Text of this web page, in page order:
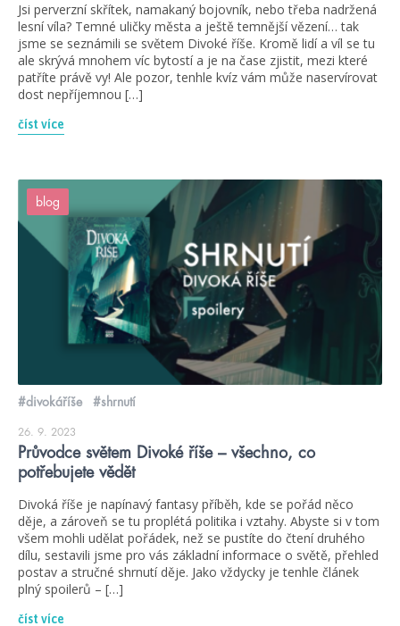
Jsi perverzní skřítek, namakaný bojovník, nebo třeba nadržená
lesní víla? Temné uličky města a ještě temnější vězení… tak
jsme se seznámili se světem Divoké říše. Kromě lidí a víl se tu
ale skrývá mnohem víc bytostí a je na čase zjistit, mezi které
patříte právě vy! Ale pozor, tenhle kvíz vám může naservírovat
dost nepříjemnou […]
číst více
blog
#divokáříše #shrnutí
26. 9. 2023
Průvodce světem Divoké říše – všechno, co
potřebujete vědět
Divoká říše je napínavý fantasy příběh, kde se pořád něco
děje, a zároveň se tu proplétá politika i vztahy. Abyste si v tom
všem mohli udělat pořádek, než se pustíte do čtení druhého
dílu, sestavili jsme pro vás základní informace o světě, přehled
postav a stručné shrnutí děje. Jako vždycky je tenhle článek
plný spoilerů – […]
číst více